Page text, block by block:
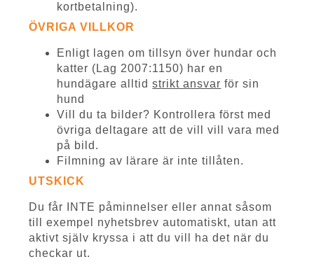
kortbetalning).
ÖVRIGA VILLKOR
Enligt lagen om tillsyn över hundar och
katter (Lag 2007:1150) har en
hundägare alltidstrikt ansvar för sin
hund
Vill du ta bilder? Kontrollera först med
övriga deltagare att de vill vill vara med
på bild.
Filmning av lärare är inte tillåten.
UTSKICK
Du får INTE påminnelser eller annat såsom
till exempel nyhetsbrev automatiskt, utan att
aktivt själv kryssa i att du vill ha det när du
checkar ut.